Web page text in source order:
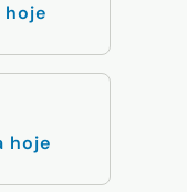
hoje
hoje